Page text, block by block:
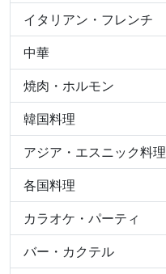
イタリアン・フレンチ
中華
焼肉・ホルモン
韓国料理
アジア・エスニック料理
各国料理
カラオケ・パーティ
バー・カクテル